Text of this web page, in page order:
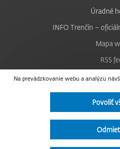
Na prevádzkovanie webu a analýzu
Povoliť
Úradné
INFO Trenčín –
Mapa
RSS
Nastavenie
Vyhlásenie o